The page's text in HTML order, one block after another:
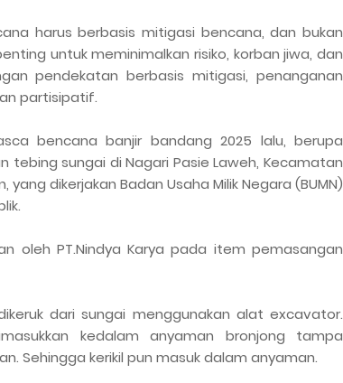
harus berbasis mitigasi bencana, dan bukan
untuk meminimalkan risiko, korban jiwa, dan
pendekatan berbasis mitigasi, penanganan
partisipatif.
bencana banjir bandang 2025 lalu, berupa
tebing sungai di Nagari Pasie Laweh, Kecamatan
dikerjakan Badan Usaha Milik Negara (BUMN)
oleh PT.Nindya Karya pada item pemasangan
dari sungai menggunakan alat excavator.
kedalam anyaman bronjong tampa
Sehingga kerikil pun masuk dalam anyaman.